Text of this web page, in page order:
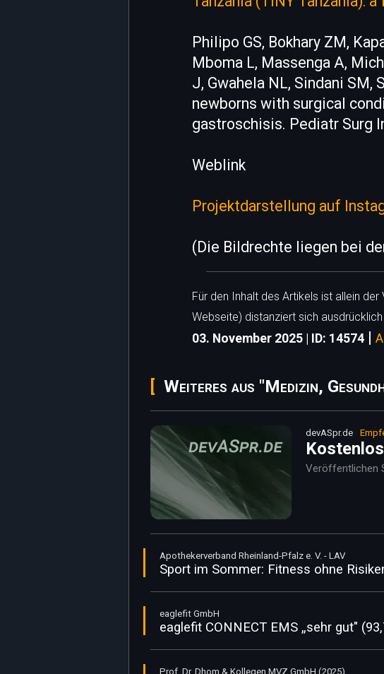
Philipo GS, Bokhary ZM,
Mboma L, Massenga A,
J, Gwahela NL, Sindani SM,
newborns with surgical
gastroschisis. Pediatr Surg
Weblink
Projektdarstellung auf
(Die Bildrechte liegen bei
Für den Inhalt des Artikels ist allein
Webseite) distanziert sich
03. November 2025 | ID: 14574 |
Weiteres aus "Medizin,
devASpr.de
Veröffentlichen
Apothekerverband Rheinland-Pfalz e. V. - LAV
Sport im Sommer: Fitness ohne
eaglefit GmbH
eaglefit CONNECT EMS „sehr gut"
Prof. Dr. Dhom & Kollegen MVZ GmbH (2025)